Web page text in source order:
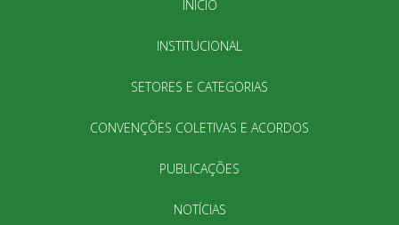
INÍCIO
INSTITUCIONAL
SETORES E CATEGORIAS
CONVENÇÕES COLETIVAS E ACORDOS
PUBLICAÇÕES
NOTÍCIAS